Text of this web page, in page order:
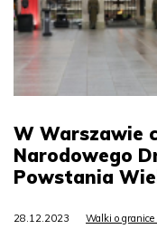
W Warszawie
Narodowego
Powstania
28.12.2023 Walki o granice